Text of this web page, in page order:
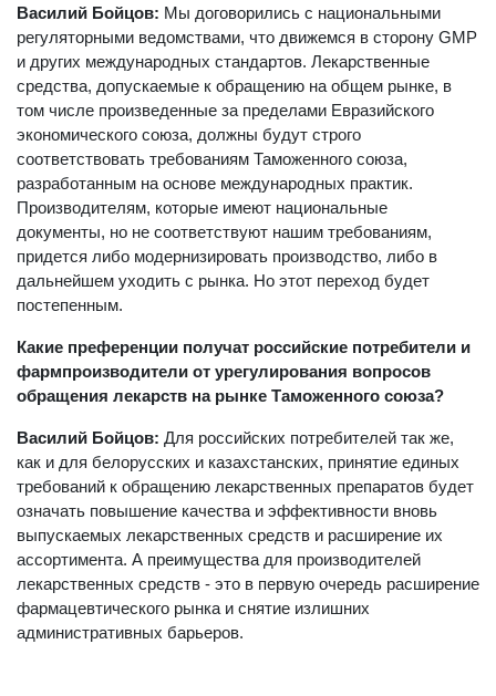
Василий Бойцов: Мы договорились с национальными
регуляторными ведомствами, что движемся в сторону GMP
и других международных стандартов. Лекарственные
средства, допускаемые к обращению на общем рынке, в
том числе произведенные за пределами Евразийского
экономического союза, должны будут строго
соответствовать требованиям Таможенного союза,
разработанным на основе международных практик.
Производителям, которые имеют национальные
документы, но не соответствуют нашим требованиям,
придется либо модернизировать производство, либо в
дальнейшем уходить с рынка. Но этот переход будет
постепенным.
Какие преференции получат российские потребители и
фармпроизводители от урегулирования вопросов
обращения лекарств на рынке Таможенного союза?
Василий Бойцов: Для российских потребителей так же,
как и для белорусских и казахстанских, принятие единых
требований к обращению лекарственных препаратов будет
означать повышение качества и эффективности вновь
выпускаемых лекарственных средств и расширение их
ассортимента. А преимущества для производителей
лекарственных средств - это в первую очередь расширение
фармацевтического рынка и снятие излишних
административных барьеров.